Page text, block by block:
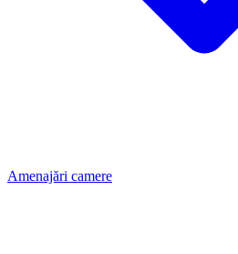
Amenajări camere